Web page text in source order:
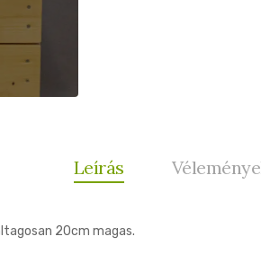
Leírás
20cm magas.